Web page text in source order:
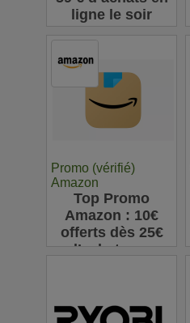
ligne le soir
Promo (vérifié)
Amazon
Top Promo
Amazon : 10€
offerts dès 25€
d’achats sur